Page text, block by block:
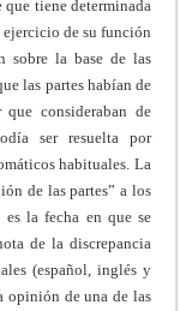
que tiene determinada
de su función
sobre la base de las
las partes habían de
que consideraban de
ser resuelta por
habituales. La
de las partes” a los
la fecha en que se
de la discrepancia
(español, inglés y
opinión de una de las